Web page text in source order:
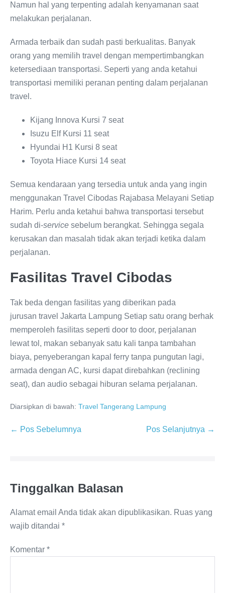
Namun hal yang terpenting adalah kenyamanan saat
melakukan perjalanan.
Armada terbaik dan sudah pasti berkualitas. Banyak
orang yang memilih travel dengan mempertimbangkan
ketersediaan transportasi. Seperti yang anda ketahui
transportasi memiliki peranan penting dalam perjalanan
travel.
Kijang Innova Kursi 7 seat
Isuzu Elf Kursi 11 seat
Hyundai H1 Kursi 8 seat
Toyota Hiace Kursi 14 seat
Semua kendaraan yang tersedia untuk anda yang ingin
menggunakan Travel Cibodas Rajabasa Melayani Setiap
Harim. Perlu anda ketahui bahwa transportasi tersebut
sudah di-service sebelum berangkat. Sehingga segala
kerusakan dan masalah tidak akan terjadi ketika dalam
perjalanan.
Fasilitas Travel Cibodas
Tak beda dengan fasilitas yang diberikan pada
jurusan travel Jakarta Lampung Setiap satu orang berhak
memperoleh fasilitas seperti door to door, perjalanan
lewat tol, makan sebanyak satu kali tanpa tambahan
biaya, penyeberangan kapal ferry tanpa pungutan lagi,
armada dengan AC, kursi dapat direbahkan (reclining
seat), dan audio sebagai hiburan selama perjalanan.
Diarsipkan di bawah: Travel Tangerang Lampung
← Pos Sebelumnya Pos Selanjutnya →
Tinggalkan Balasan
Alamat email Anda tidak akan dipublikasikan. Ruas yang
wajib ditandai *
Komentar *